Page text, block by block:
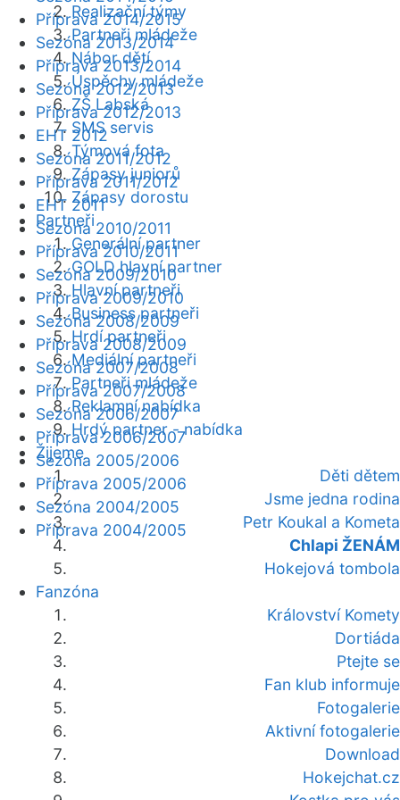
Realizační týmy
Partneři mládeže
Nábor dětí
Úspěchy mládeže
ZŠ Labská
SMS servis
Týmová fota
Zápasy juniorů
Zápasy dorostu
Partneři
Generální partner
GOLD hlavní partner
Hlavní partneři
Business partneři
Hrdí partneři
Mediální partneři
Partneři mládeže
Reklamní nabídka
Hrdý partner - nabídka
Žijeme
Děti dětem
Jsme jedna rodina
Petr Koukal a Kometa
Chlapi ŽENÁM
Hokejová tombola
Fanzóna
Království Komety
Dortiáda
Ptejte se
Fan klub informuje
Fotogalerie
Aktivní fotogalerie
Download
Hokejchat.cz
Příprava 2014/2015
Sezóna 2013/2014
Příprava 2013/2014
Sezóna 2012/2013
Příprava 2012/2013
EHT 2012
Sezóna 2011/2012
Příprava 2011/2012
EHT 2011
Sezóna 2010/2011
Příprava 2010/2011
Sezóna 2009/2010
Příprava 2009/2010
Sezóna 2008/2009
Příprava 2008/2009
Sezóna 2007/2008
Příprava 2007/2008
Sezóna 2006/2007
Příprava 2006/2007
Sezóna 2005/2006
Příprava 2005/2006
Sezóna 2004/2005
Příprava 2004/2005